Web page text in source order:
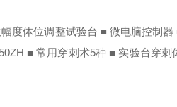
度体位调整试验台 ■ 微电脑控制器
■ 常用穿刺术5种 ■ 实验台穿刺